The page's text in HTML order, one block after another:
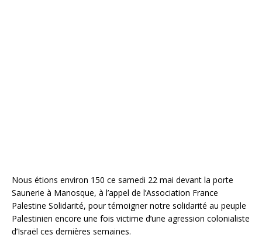
Nous étions environ 150 ce samedi 22 mai devant la porte
Saunerie à Manosque, à l’appel de l’Association France
Palestine Solidarité, pour témoigner notre solidarité au peuple
Palestinien encore une fois victime d’une agression colonialiste
d’Israël ces dernières semaines.